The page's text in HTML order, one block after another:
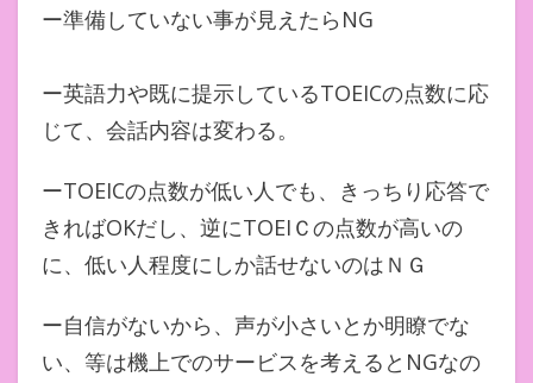
ー準備していない事が見えたらNG
ー英語力や既に提示しているTOEICの点数に応
じて、会話内容は変わる。
ーTOEICの点数が低い人でも、きっちり応答で
きればOKだし、逆にTOEIＣの点数が高いの
に、低い人程度にしか話せないのはＮＧ
ー自信がないから、声が小さいとか明瞭でな
い、等は機上でのサービスを考えるとNGなの